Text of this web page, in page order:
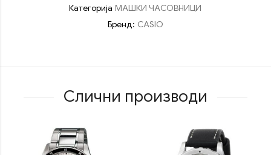
Категорија МАШКИ ЧАСОВНИЦИ
Бренд: CASIO
Слични производи